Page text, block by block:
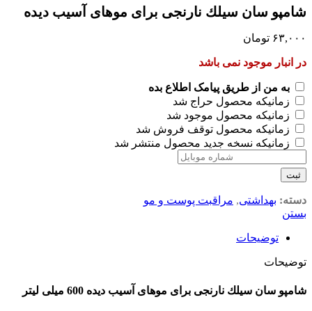
شامپو سان سیلك نارنجی برای موهای آسیب دیده
۶۳,۰۰۰ تومان
در انبار موجود نمی باشد
به من از طریق پیامک اطلاع بده
زمانیکه محصول حراج شد
زمانیکه محصول موجود شد
زمانیکه محصول توقف فروش شد
زمانیکه نسخه جدید محصول منتشر شد
ثبت
دسته: بهداشتی, مراقبت پوست و مو
بستن
توضیحات
توضیحات
شامپو سان سیلك نارنجی برای موهای آسیب دیده 600 میلی لیتر